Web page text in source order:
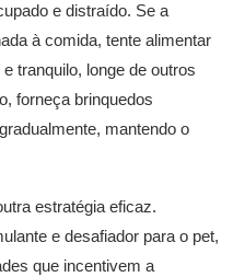
e distraído. Se a
à comida, tente alimentar
tranquilo, longe de outros
forneça brinquedos
mantendo o
estratégia eficaz.
e desafiador para o pet,
que incentivem a